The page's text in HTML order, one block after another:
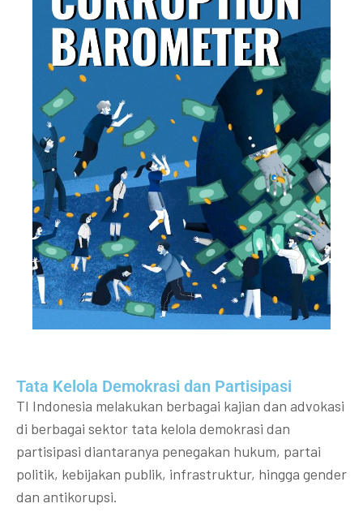
Tata Kelola Demokrasi dan Partisipasi​
TI Indonesia melakukan berbagai kajian dan advokasi
di berbagai sektor tata kelola demokrasi dan
partisipasi diantaranya penegakan hukum, partai
politik, kebijakan publik, infrastruktur, hingga gender
dan antikorupsi.